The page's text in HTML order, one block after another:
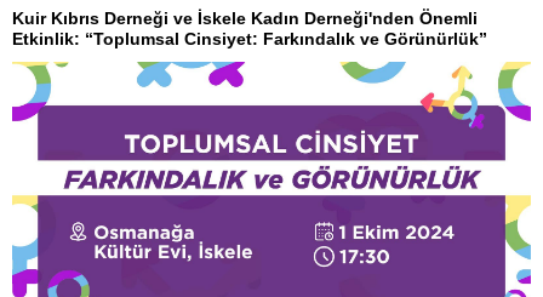
Kuir Kıbrıs Derneği ve İskele Kadın Derneği'nden Önemli
Etkinlik: “Toplumsal Cinsiyet: Farkındalık ve Görünürlük”